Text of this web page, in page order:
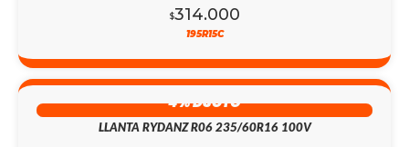
$314.000
195R15C
4% DSCTO
LLANTA RYDANZ R06 235/60R16 100V